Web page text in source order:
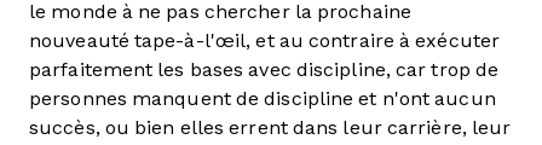
le monde à ne pas chercher la prochaine
nouveauté tape-à-l'œil, et au contraire à exécuter
parfaitement les bases avec discipline, car trop de
personnes manquent de discipline et n'ont aucun
succès, ou bien elles errent dans leur carrière, leur